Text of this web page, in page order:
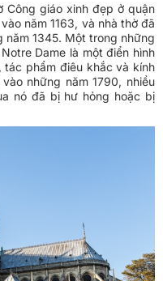
Công giáo xinh đẹp ở quận
năm 1163, và nhà thờ đã
năm 1345. Một trong những
Dame là một điển hình
phẩm điêu khắc và kính
những năm 1790, nhiều
nó đã bị hư hỏng hoặc bị